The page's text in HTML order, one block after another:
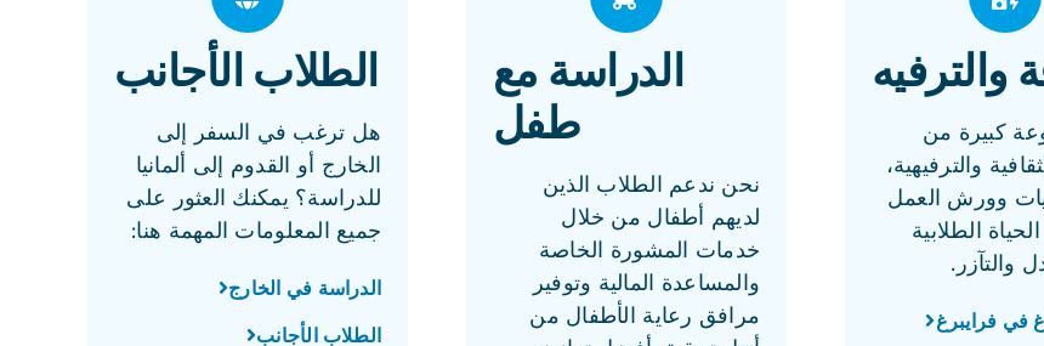
والترفيه
كبيرة من
والترفيهية،
وورش العمل
الطلابية
والتآزر.
في فرايبرغ
الدراسة مع
طفل
نحن ندعم الطلاب الذين
لديهم أطفال من خلال
خدمات المشورة الخاصة
والمساعدة المالية وتوفير
مرافق رعاية الأطفال من
الطلاب الأجانب
هل ترغب في السفر إلى
الخارج أو القدوم إلى ألمانيا
للدراسة؟ يمكنك العثور على
جميع المعلومات المهمة هنا:
الدراسة في الخارج
الطلاب الأجانب